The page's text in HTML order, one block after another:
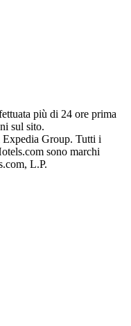
più di 24 ore prima
sul sito.
Group. Tutti i
sono marchi
L.P.